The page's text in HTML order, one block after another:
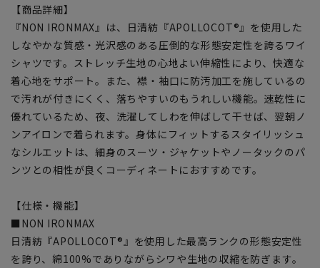
【商品詳細】
『NON IRONMAX』は、日清紡『APOLLOCOT®』を使用した
しなやかな質感・光沢感のある圧倒的な形態安定性を誇るワイ
シャツです。ストレッチ生地の心地よい伸縮性により、快適な
着心地をサポート。また、襟・袖口に防汚加工を施しているの
で汚れが付きにくく、落ちやすいのもうれしい機能。速乾性に
優れているため、夜、洗濯してしわを伸ばして干せば、翌朝ノ
ンアイロンで着られます。身体にフィットするスタイリッシュ
なシルエットは、細身のスーツ・ジャケットやノータックのパ
ンツとの相性が良くコーディネートにおすすめです。
【仕様・機能】
■NON IRONMAX
日清紡『APOLLOCOT®』を使用した最高ランクの形態安定性
を誇り、綿100%でありながらシワや生地の収縮を防ぎます。